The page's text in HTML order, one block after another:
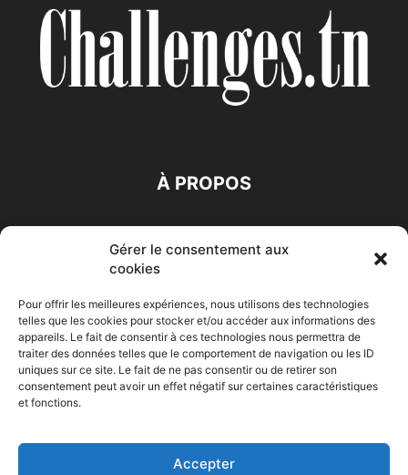
Gérer le consentement aux
cookies
Pour offrir les meilleures expériences, nous utilisons des technologies
telles que les cookies pour stocker et/ou accéder aux informations des
appareils. Le fait de consentir à ces technologies nous permettra de
traiter des données telles que le comportement de navigation ou les ID
uniques sur ce site. Le fait de ne pas consentir ou de retirer son
consentement peut avoir un effet négatif sur certaines caractéristiques
et fonctions.
Accepter
À PROPOS
Accueil Economie Entreprises Entrepreneur
Maghreb